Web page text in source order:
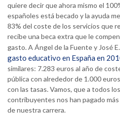
quiere decir que ahora mismo el
españoles está becado y la ayuda
83% del coste de los servicios que
recibe una beca extra que le
gasto. A Ángel de la Fuente y José
gasto educativo en España en
similares: 7.283 euros al año de
pública con alrededor de 1.000
con las tasas. Vamos, que a todos
contribuyentes nos han pagado
de nuestra carrera.